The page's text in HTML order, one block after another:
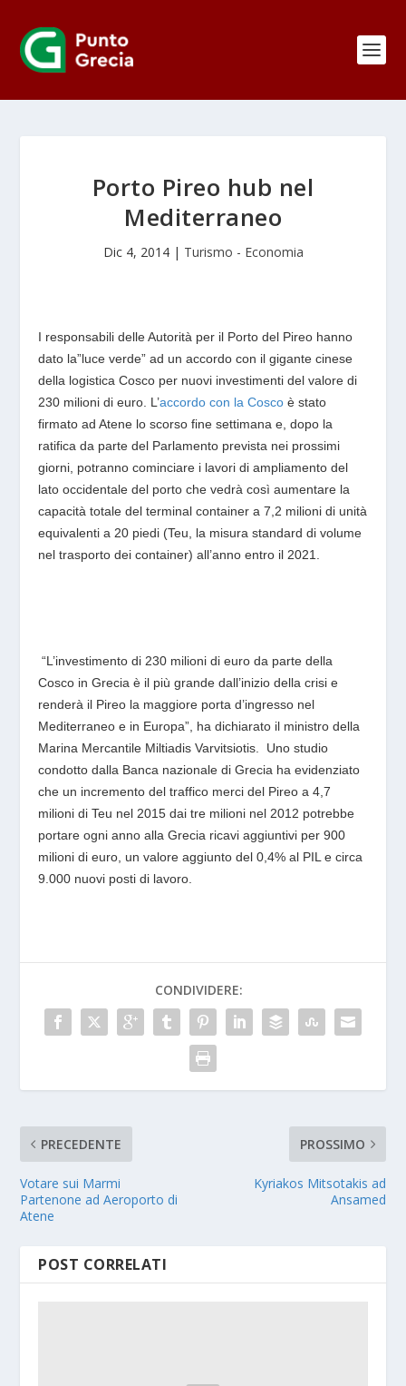
Porto Pireo hub nel
Mediterraneo
Dic 4, 2014| Turismo - Economia
I responsabili delle Autorità per il Porto del Pireo hanno
dato la”luce verde” ad un accordo con il gigante cinese
della logistica Cosco per nuovi investimenti del valore di
230 milioni di euro. L’accordo con la Cosco è stato
firmato ad Atene lo scorso fine settimana e, dopo la
ratifica da parte del Parlamento prevista nei prossimi
giorni, potranno cominciare i lavori di ampliamento del
lato occidentale del porto che vedrà così aumentare la
capacità totale del terminal container a 7,2 milioni di unità
equivalenti a 20 piedi (Teu, la misura standard di volume
nel trasporto dei container) all’anno entro il 2021.
“L’investimento di 230 milioni di euro da parte della
Cosco in Grecia è il più grande dall’inizio della crisi e
renderà il Pireo la maggiore porta d’ingresso nel
Mediterraneo e in Europa”, ha dichiarato il ministro della
Marina Mercantile Miltiadis Varvitsiotis.
Uno studio
condotto dalla Banca nazionale di Grecia ha evidenziato
che un incremento del traffico merci del Pireo a 4,7
milioni di Teu nel 2015 dai tre milioni nel 2012 potrebbe
portare ogni anno alla Grecia ricavi aggiuntivi per 900
milioni di euro, un valore aggiunto del 0,4% al PIL e circa
9.000 nuovi posti di lavoro.
CONDIVIDERE:
PRECEDENTE
Votare sui Marmi
Partenone ad Aeroporto di
Atene
PROSSIMO
Kyriakos Mitsotakis ad
Ansamed
POST CORRELATI